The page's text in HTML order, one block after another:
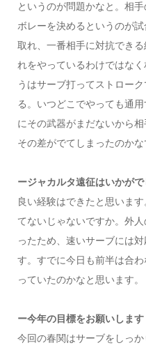
というのが問題かなと。相
ボレーを決めるというのが
取れ、一番相手に対抗でき
れをやっているわけではな
うはサーブ打ってストロー
る。いつどこでやっても通
にその武器がまだないから
その差がでてしまったのかな
ージャカルタ遠征はいかが
良い経験はできたと思いま
てないじゃないですか。外
ったため、速いサーブには
す。すでに今日も前半は合
っていたのかなと思います。
ー今年の目標をお願いします
今回の春関はサーブをしっ